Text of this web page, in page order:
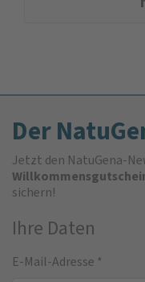
Der
Jetzt den NatuGena-
sichern!
Ihre Daten
E-Mail-Adresse *